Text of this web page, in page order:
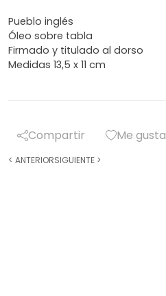
Pueblo inglés
Óleo sobre tabla
Firmado y titulado al dorso
Medidas 13,5 x 11 cm
Compartir Me gusta
< ANTERIORSIGUIENTE >